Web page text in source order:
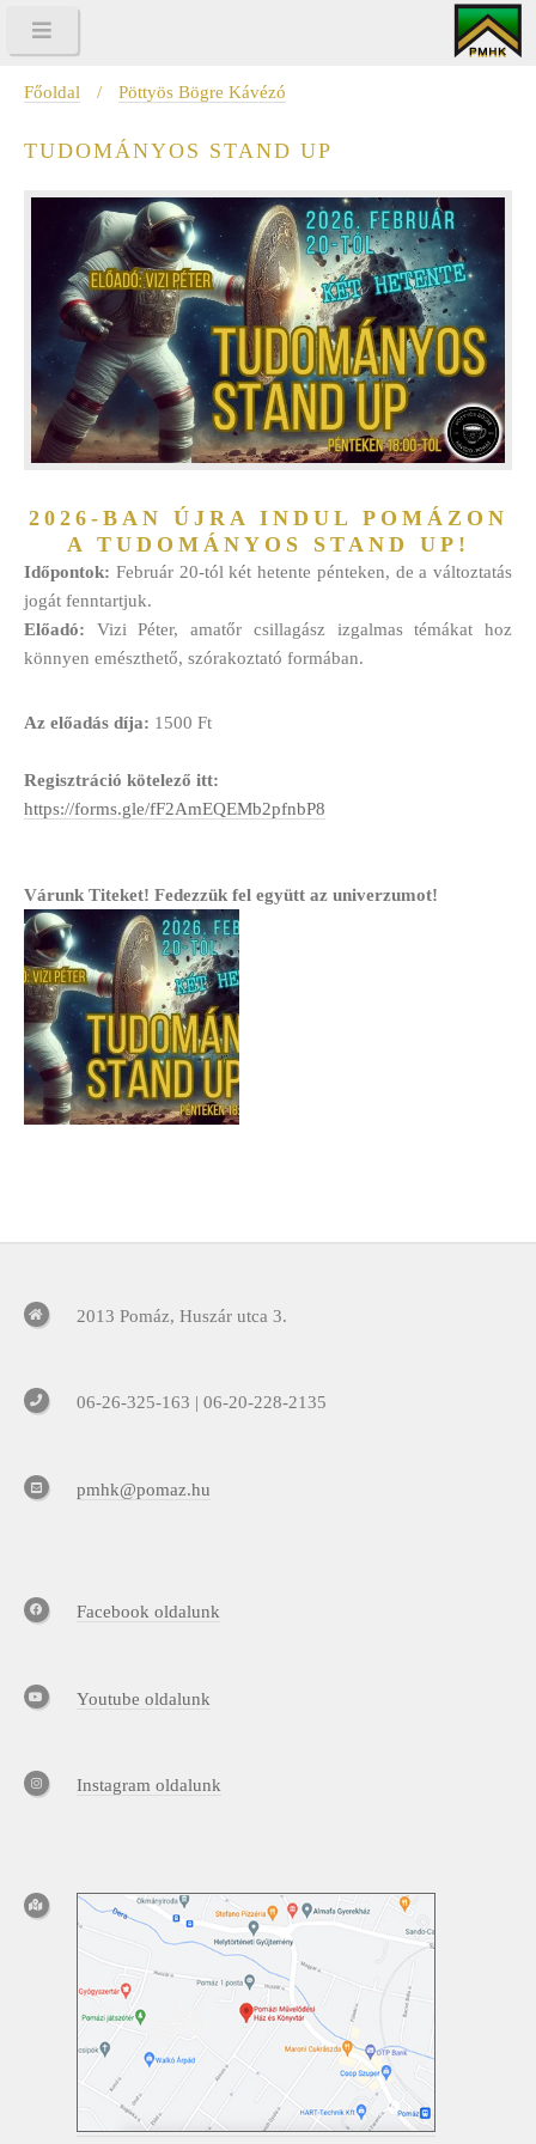
Főoldal / Pöttyös Bögre Kávézó
TUDOMÁNYOS STAND UP
2026-BAN ÚJRA INDUL POMÁZON
A TUDOMÁNYOS STAND UP!
Időpontok: Február 20-tól két hetente pénteken, de a változtatás
jogát fenntartjuk.
Előadó: Vizi Péter, amatőr csillagász izgalmas témákat hoz
könnyen emészthető, szórakoztató formában.
Az előadás díja: 1500 Ft
Regisztráció kötelező itt:
https://forms.gle/fF2AmEQEMb2pfnbP8
Várunk Titeket! Fedezzük fel együtt az univerzumot!
2013 Pomáz, Huszár utca 3.
06-26-325-163 | 06-20-228-2135
pmhk@pomaz.hu
Facebook oldalunk
Youtube oldalunk
Instagram oldalunk